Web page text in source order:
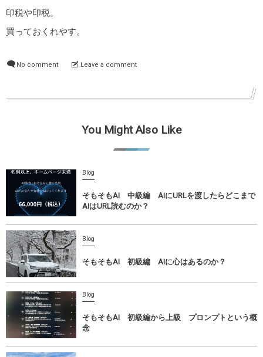
印税や印税。
買っておくれやす。
No comment Leave a comment
You Might Also Like
Blog
そもそもAI 中級編 AIにURLを渡したらどこまで
AIはURL読むのか？
Blog
そもそもAI 初級編 AIに心はあるのか？
Blog
そもそもAI 初級編から上級 プロンプトという概
念